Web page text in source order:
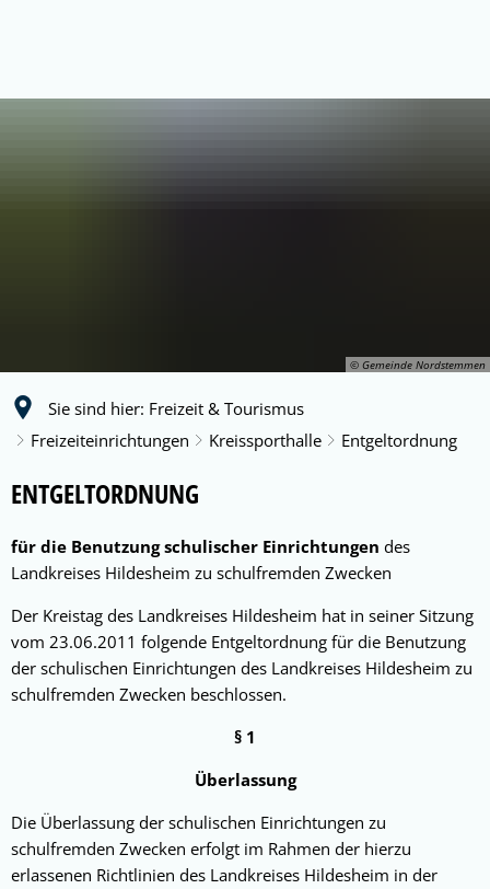
© Gemeinde Nordstemmen
Sie sind hier: Freizeit & Tourismus
Freizeiteinrichtungen
Kreissporthalle Entgeltordnung
Entgeltordnung
ENTGELTORDNUNG
für die Benutzung schulischer Einrichtungen des
Landkreises Hildesheim zu schulfremden Zwecken
Der Kreistag des Landkreises Hildesheim hat in seiner Sitzung
vom 23.06.2011 folgende Entgelt­ordnung für die Benutzung
der schulischen Ein­richtungen des Landkreises Hildes­heim zu
schul­fremden Zwecken beschlossen.
§ 1
Überlassung
Die Überlassung der schulischen Einrichtungen zu
schulfremden Zwecken erfolgt im Rah­men der hierzu
erlassenen Richtlinien des Landkreises Hildesheim in der